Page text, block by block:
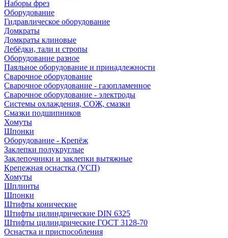
Наборы фрез
Оборудование
Гидравлическое оборудование
Домкраты
Домкраты клиновые
Лебёдки, тали и стропы
Оборудование разное
Паяльное оборудование и принадлежности
Сварочное оборудование
Сварочное оборудование - газопламенное
Сварочное оборудование - электроды
Системы охлаждения, СОЖ, смазки
Смазки подшипников
Хомуты
Шпонки
Оборудование - Крепёж
Заклепки полукруглые
Заклепочники и заклепки вытяжные
Крепежная оснастка (УСП)
Хомуты
Шплинты
Шпонки
Штифты конические
Штифты цилиндрические DIN 6325
Штифты цилиндрические ГОСТ 3128-70
Оснастка и приспособления